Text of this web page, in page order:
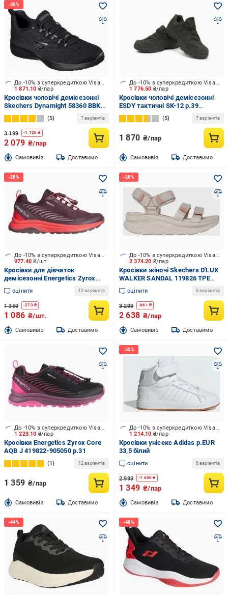
1 871.10 ₴/пар
До -10% з суперкредиткою Visa Вигода
Кросівки чоловічі демісезонні
Skechers Dynamight 58360 BBK
р.43 чорні
5 7 варіантів
3 199 -1 120 ₴
2 079 ₴/пар
Cамовивіз Доставимо
1 776.50 ₴/пар
До -10% з суперкредиткою Visa Вигода
Кросівки чоловічі демісезонні
ESDY тактичні SK-12 р.39
оливкові
5 7 варіантів
1 870 ₴/пар
Cамовивіз Доставимо
977.40₴/шт.
До -10% з суперкредиткою Visa Вигода
Кросівки для дівчаток
демісезонні Energetics Zyrox
Core AQB J 419822-904296 р.34
рожеві
оцінити 12 варіантів
1 359 -273₴
1 086 ₴/шт.
Cамовивіз Доставимо
2 374.20 ₴/пар
До -10% з суперкредиткою Visa Вигода
Кросівки жіночі Skechers D'LUX
WALKER SANDAL 119826 TPE
р.39 бежеві
оцінити 6 варіантів
3 299 -661 ₴
2 638 ₴/пар
Cамовивіз Доставимо
1 223.10 ₴/пар
До -10% з суперкредиткою Visa Вигода
Кросівки Energetics Zyrox Core
AQB J 419822-905050 р.31
1 12 варіантів
1 359 ₴/пар
Cамовивіз Доставимо
1 214.10 ₴/пар
До -10% з суперкредиткою Visa Вигода
Кросівки унісекс Adidas р.EUR
33,5 білий
оцінити 8 варіантів
2 999 -1 650 ₴
1 349 ₴/пар
Cамовивіз Доставимо